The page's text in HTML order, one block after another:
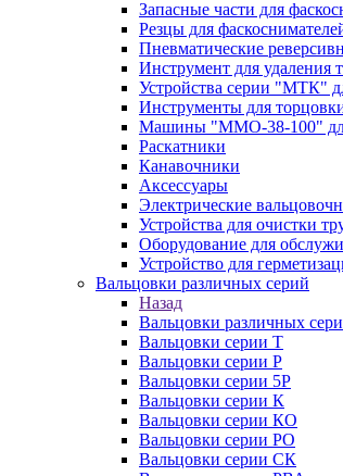
Запасные части для
Резцы для
Пневматические
Инструмент для удаления
Устройства серии "МТК"
Инструменты для
Машины "ММО-38-100" для
Раскатники
Канавочники
Аксессуары
Электрические
Устройства для очистки
Оборудование для
Устройство для
Вальцовки различных серий
Назад
Вальцовки различных
Вальцовки серии Т
Вальцовки серии Р
Вальцовки серии 5Р
Вальцовки серии К
Вальцовки серии КО
Вальцовки серии РО
Вальцовки серии СК